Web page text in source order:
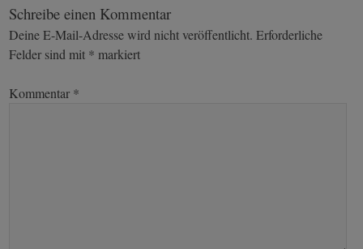
navigation
Schreibe einen Kommentar
Deine E-Mail-Adresse wird nicht veröffentlicht. Erforderliche
Felder sind mit * markiert
Kommentar *